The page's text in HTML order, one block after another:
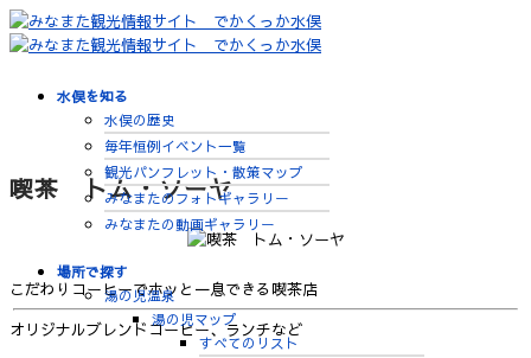
水俣を知る
水俣の歴史
毎年恒例イベント一覧
観光パンフレット・散策マップ
みなまたのフォトギャラリー
みなまたの動画ギャラリー
場所で探す
湯の児温泉
湯の児マップ
すべてのリスト
喫茶 トム・ソーヤ
こだわりコーヒーでホッと一息できる喫茶店
オリジナルブレンドコーヒー、ランチなど